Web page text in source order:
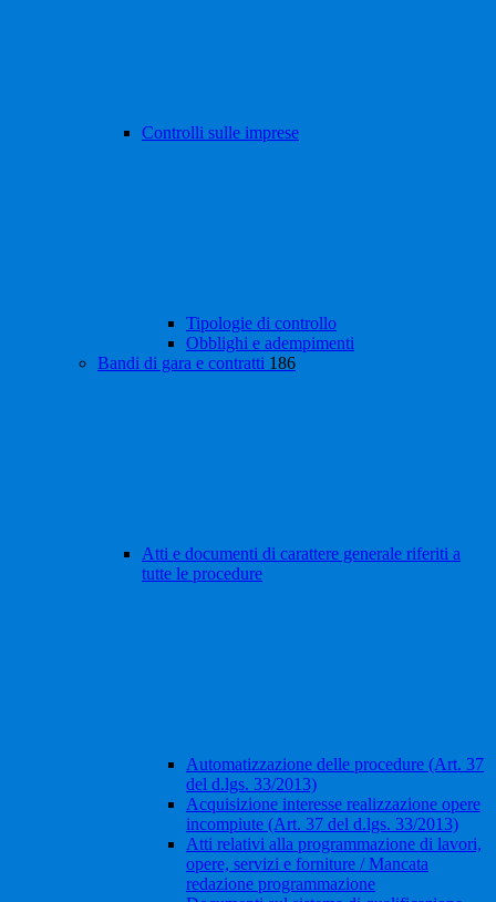
Controlli sulle imprese
Tipologie di controllo
Obblighi e adempimenti
Bandi di gara e contratti 186
Atti e documenti di carattere generale riferiti a
tutte le procedure
Automatizzazione delle procedure (Art. 37
del d.lgs. 33/2013)
Acquisizione interesse realizzazione opere
incompiute (Art. 37 del d.lgs. 33/2013)
Atti relativi alla programmazione di lavori,
opere, servizi e forniture / Mancata
redazione programmazione